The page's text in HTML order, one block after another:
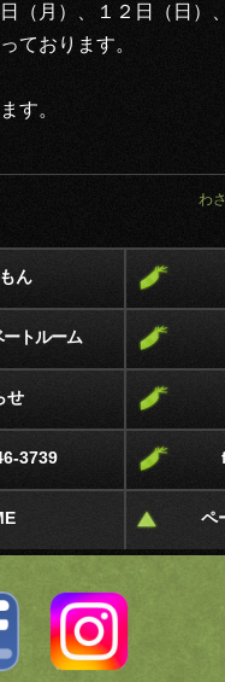
（月）、１２日（日）
ております。
す。
わ
ん
ートルーム
せ
3739
ペ